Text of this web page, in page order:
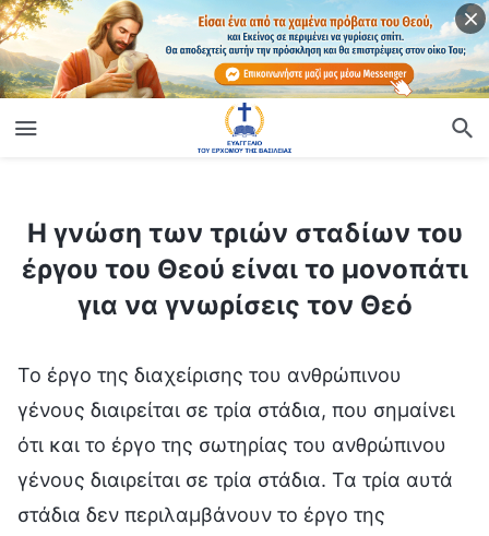
Η γνώση των τριών σταδίων του
έργου του Θεού είναι το μονοπάτι
για να γνωρίσεις τον Θεό
Το έργο της διαχείρισης του ανθρώπινου
γένους διαιρείται σε τρία στάδια, που σημαίνει
ότι και το έργο της σωτηρίας του ανθρώπινου
γένους διαιρείται σε τρία στάδια. Τα τρία αυτά
στάδια δεν περιλαμβάνουν το έργο της